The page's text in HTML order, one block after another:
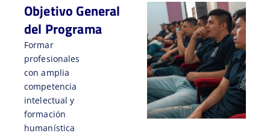
Objetivo General
del Programa
Formar
profesionales
con amplia
competencia
intelectual y
formación
humanística